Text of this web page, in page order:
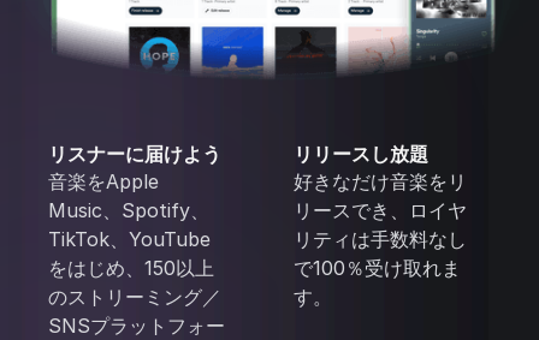
リスナーに届けよう
音楽をApple
Music、Spotify、
TikTok、YouTube
をはじめ、150以上
のストリーミング／
SNSプラットフォー
リリースし放題
好きなだけ音楽をリ
リースでき、ロイヤ
リティは手数料なし
で100％受け取れま
す。